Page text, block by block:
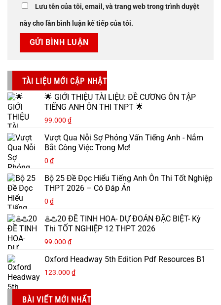
Lưu tên của tôi, email, và trang web trong trình duyệt
này cho lần bình luận kế tiếp của tôi.
TÀI LIỆU MỚI CẬP NHẬT
🌟 GIỚI THIỆU TÀI LIỆU: ĐỀ CƯƠNG ÔN TẬP
TIẾNG ANH ÔN THI TNPT 🌟
99.000 ₫
Vượt Qua Nỗi Sợ Phỏng Vấn Tiếng Anh - Nắm
Bắt Công Việc Trong Mơ!
0 ₫
Bộ 25 Đề Đọc Hiểu Tiếng Anh Ôn Thi Tốt Nghiệp
THPT 2026 – Có Đáp Án
0 ₫
♨️♨️20 ĐỀ TINH HOA- DỰ ĐOÁN ĐẶC BIỆT- Kỳ
Thi TỐT NGHIỆP 12 THPT 2026
99.000 ₫
Oxford Headway 5th Edition Pdf Resources B1
123.000 ₫
BÀI VIẾT MỚI NHẤT